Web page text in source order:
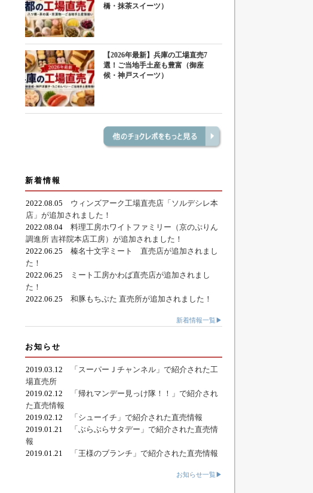
橋・抹茶スイーツ）
【2026年最新】兵庫の工場直売7
選！ご当地手土産も豊富（御座
候・神戸スイーツ）
新着情報
2022.08.05 ウィンズアーク工場直売店「ソルデシレ本
店」が追加されました！
2022.08.04 料理工房ホワイトファミリー（京のぷりん
調進所 吉祥院本店工房）が追加されました！
2022.06.25 榛名十文字ミート 直売店が追加されまし
た！
2022.06.25
ミート工房かわば直売店が追加されまし
た！
2022.06.25 和豚もちぶた 直売所が追加されました！
新着情報一覧▶
お知らせ
2019.03.12
「スーパーＪチャンネル」で紹介された工
場直売所
2019.02.12
「帰れマンデー見っけ隊！！」で紹介され
た直売情報
2019.02.12
「シューイチ」で紹介された直売情報
2019.01.21
「ぶらぶらサタデー」で紹介された直売情
報
2019.01.21
「王様のブランチ」で紹介された直売情報
お知らせ一覧▶